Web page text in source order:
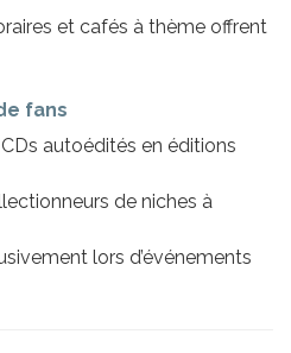
et cafés à thème offrent
fans
autoédités en éditions
de niches à
lors d’événements